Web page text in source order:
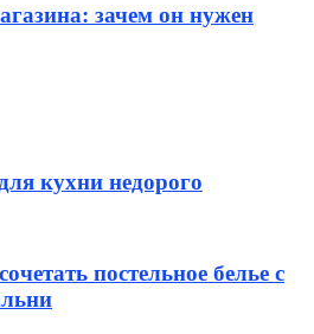
зачем он нужен
кухни недорого
постельное белье с